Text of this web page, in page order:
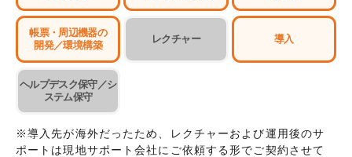
帳票・周辺機器の
開発／環境構築
レクチャー 導入
ヘルプデスク保守／シ
ステム保守
※導入先が海外だったため、レクチャーおよび運用後のサ
ポートは現地サポート会社にご依頼する形でご契約させて